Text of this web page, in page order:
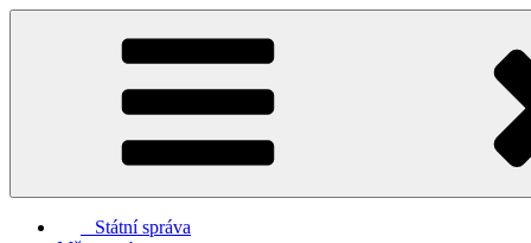
Přejít
Státní správa